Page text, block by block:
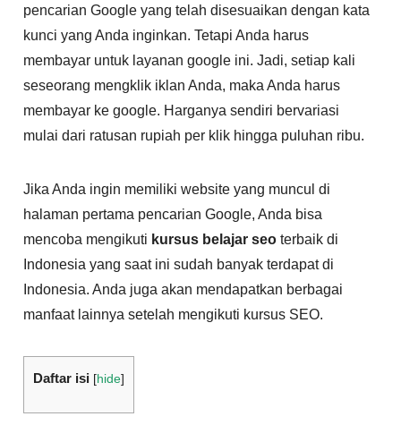
pencarian Google yang telah disesuaikan dengan kata
kunci yang Anda inginkan. Tetapi Anda harus
membayar untuk layanan google ini. Jadi, setiap kali
seseorang mengklik iklan Anda, maka Anda harus
membayar ke google. Harganya sendiri bervariasi
mulai dari ratusan rupiah per klik hingga puluhan ribu.
Jika Anda ingin memiliki website yang muncul di
halaman pertama pencarian Google, Anda bisa
mencoba mengikuti kursus belajar seo terbaik di
Indonesia yang saat ini sudah banyak terdapat di
Indonesia. Anda juga akan mendapatkan berbagai
manfaat lainnya setelah mengikuti kursus SEO.
Daftar isi [hide]